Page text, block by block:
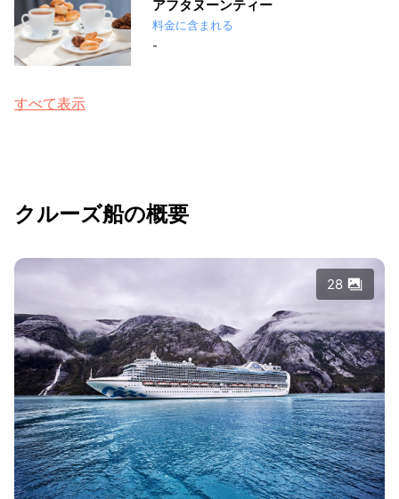
アフタヌーンティー
料金に含まれる
-
すべて表示
クルーズ船の概要
28